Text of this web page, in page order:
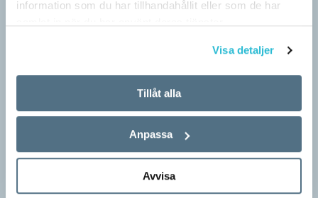
information som du har tillhandahållit eller som de har
Visa detaljer
Tillåt alla
Anpassa
Avvisa
Rätten till språk är allas ansvar
Språk engagerar många och angår alla. I år är det valår och då
väcks språkpolitiska debatter till liv igen. Nyligen har ett par
språkpolitiska förslag…